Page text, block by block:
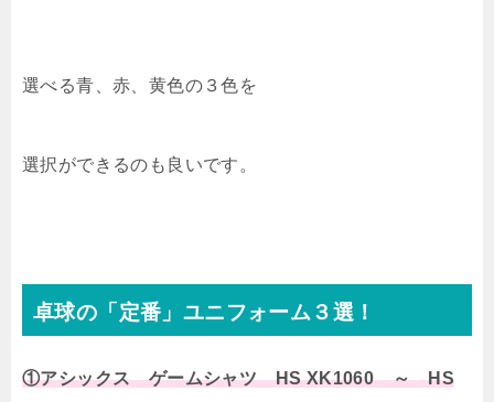
選べる青、赤、黄色の３色を
選択ができるのも良いです。
卓球の「定番」ユニフォーム３選！
①アシックス ゲームシャツ HS XK1060 ～ HS